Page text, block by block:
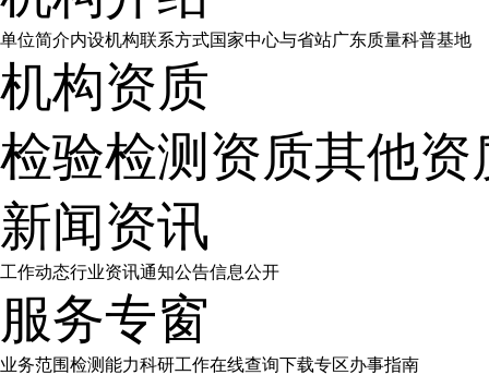
单位简介内设机构联系方式国家中心与省站广东质量科普基地
机构资质
检验检测资质其他资
新闻资讯
工作动态行业资讯通知公告信息公开
服务专窗
业务范围检测能力科研工作在线查询下载专区办事指南